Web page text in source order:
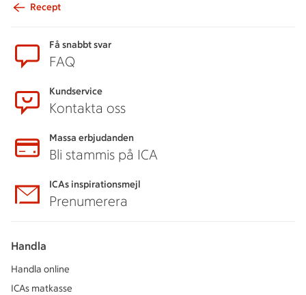
Recept
Få snabbt svar
FAQ
Kundservice
Kontakta oss
Massa erbjudanden
Bli stammis på ICA
ICAs inspirationsmejl
Prenumerera
Handla
Handla online
ICAs matkasse